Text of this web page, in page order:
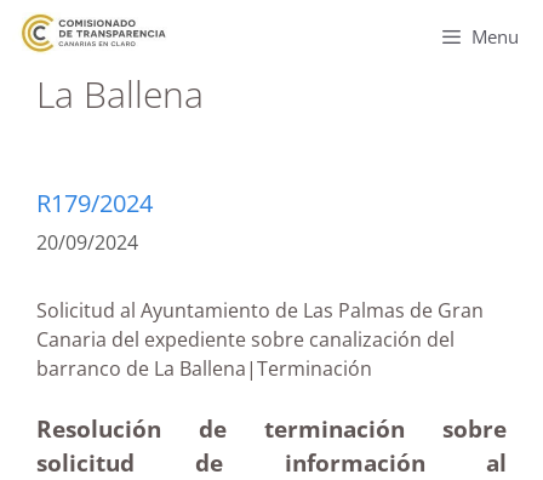
Menu
La Ballena
R179/2024
20/09/2024
Solicitud al Ayuntamiento de Las Palmas de Gran
Canaria del expediente sobre canalización del
barranco de La Ballena|Terminación
Resolución de terminación sobre
solicitud de información al